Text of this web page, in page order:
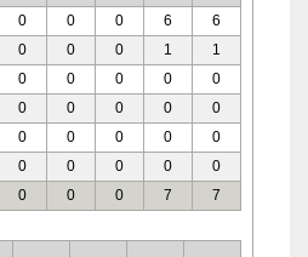
0 0 0 6
6
0 0 0 1
1
0 0 0 0
0
0 0 0 0
0
0 0 0 0
0
0 0 0 0
0
0 0 0 7 7